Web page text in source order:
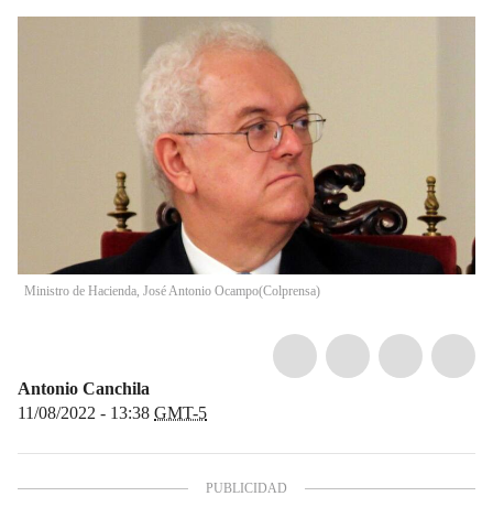
Ministro de Hacienda, José Antonio Ocampo(Colprensa)
Antonio Canchila
11/08/2022 - 13:38 GMT-5